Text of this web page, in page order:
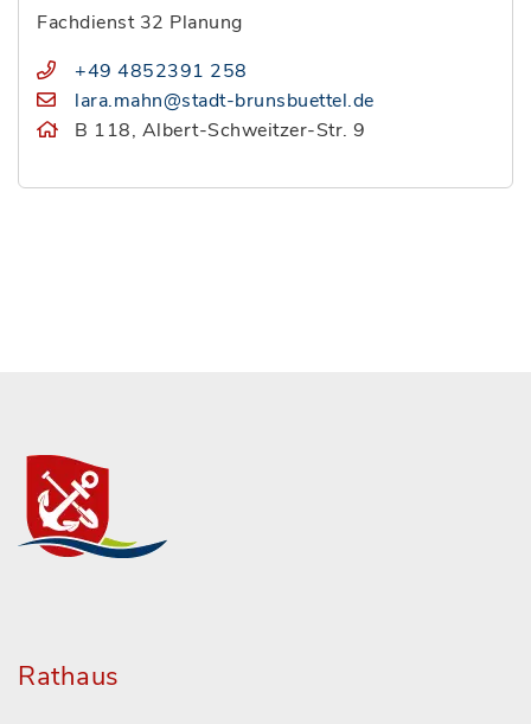
Fachdienst 32 Planung
+49 4852391 258
lara.mahn@stadt-brunsbuettel.de
B 118, Albert-Schweitzer-Str. 9
Rathaus